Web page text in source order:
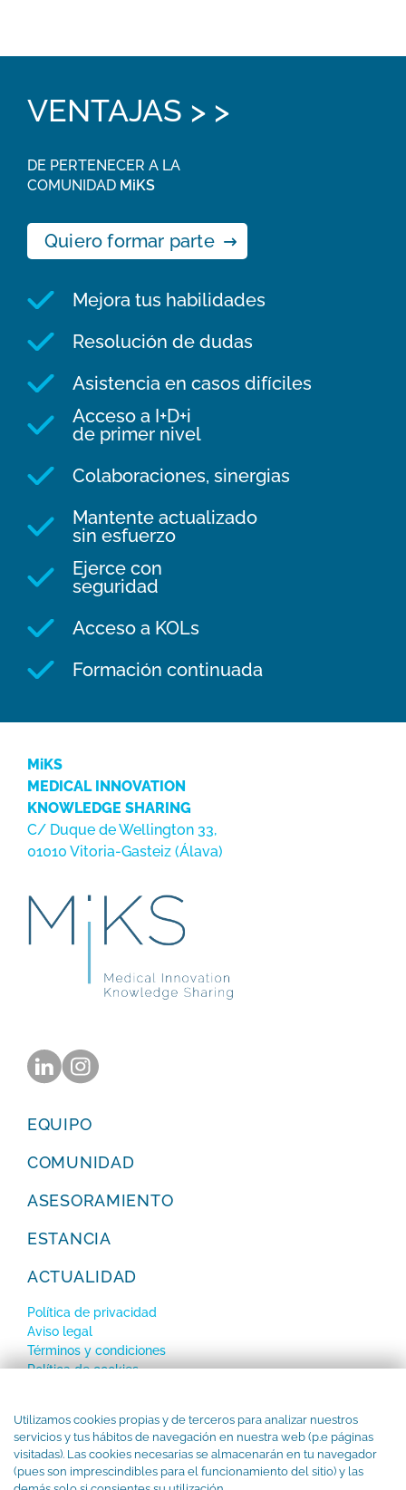
Utilizamos cookies propias y de terceros para analizar nuestros
servicios y tus hábitos de navegación en nuestra web (p.e páginas
visitadas). Las cookies necesarias se almacenarán en tu navegador
(pues son imprescindibles para el funcionamiento del sitio) y las
VENTAJAS > >
DE PERTENECER A LA
COMUNIDAD MiKS
Quiero formar parte
Mejora tus habilidades
Resolución de dudas
Asistencia en casos difíciles
Acceso a I+D+i
de primer nivel
Colaboraciones, sinergias
Mantente actualizado
sin esfuerzo
Ejerce con
seguridad
Acceso a KOLs
Formación continuada
MiKS
MEDICAL INNOVATION
KNOWLEDGE SHARING
C/ Duque de Wellington 33,
01010 Vitoria-Gasteiz (Álava)
EQUIPO
COMUNIDAD
ASESORAMIENTO
ESTANCIA
ACTUALIDAD
Política de privacidad
Aviso legal
Términos y condiciones
Política de cookies
SUBSCRÍBETE a nuestro Newsletter